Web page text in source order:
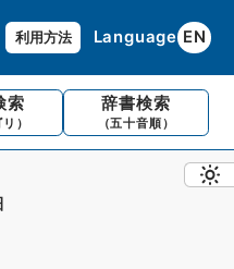
利用方法 Language EN
索
）
辞書検索
（五十音順）